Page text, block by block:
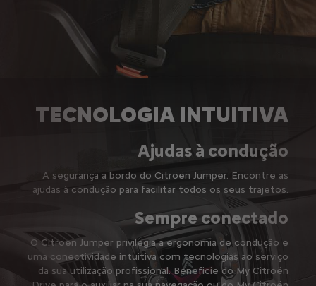
TECNOLOGIA INTUITIVA
Ajudas à condução
A segurança a bordo do Citroën Jumper. Encontre as
ajudas à condução para facilitar todos os seus trajetos.
Sempre conectado
O Citroën Jumper privilegia a ergonomia de condução e
uma conectividade intuitiva com tecnologias ao serviço
da sua utilização profissional. Beneficie do My Citroën